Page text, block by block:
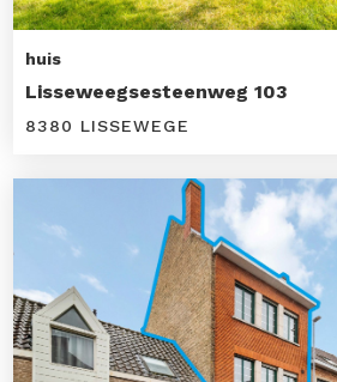
huis
Lisseweegsesteenweg 103
8380 LISSEWEGE